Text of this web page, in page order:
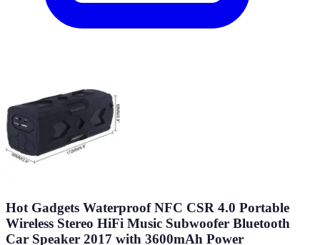
Hot Gadgets Waterproof NFC CSR 4.0 Portable
Wireless Stereo HiFi Music Subwoofer Bluetooth
Car Speaker 2017 with 3600mAh Power